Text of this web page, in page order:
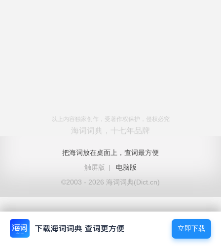
以上内容独家创作，受著作权保护，侵权必究
海词词典，十七年品牌
把海词放在桌面上，查词最方便
触屏版
|
电脑版
©2003 - 2026 海词词典(Dict.cn)
立即下载
立即下载